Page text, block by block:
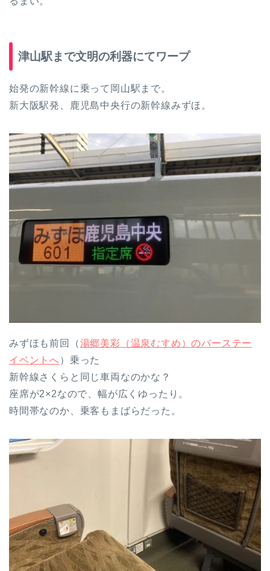
津山駅まで文明の利器にてワープ
始発の新幹線に乗って岡山駅まで。
新大阪駅発、鹿児島中央行の新幹線みずほ。
みずほも前回（湯郷美彩（温泉むすめ）のバーステー
イベントへ）乗った
新幹線さくらと同じ車両なのかな？
座席が2×2なので、幅が広くゆったり。
時間帯なのか、乗客もまばらだった。